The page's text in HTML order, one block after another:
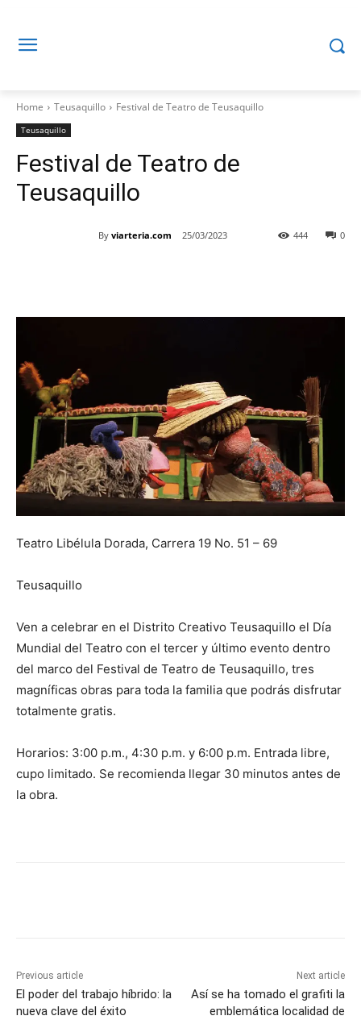
Home Teusaquillo Festival de Teatro de Teusaquillo
Teusaquillo
Festival de Teatro de
Teusaquillo
By viarteria.com 25/03/2023 0
444
Teatro Libélula Dorada, Carrera 19 No. 51 – 69
Teusaquillo
Ven a celebrar en el Distrito Creativo Teusaquillo el Día
Mundial del Teatro con el tercer y último evento dentro
del marco del Festival de Teatro de Teusaquillo, tres
magníficas obras para toda la familia que podrás disfrutar
totalmente gratis.
Horarios: 3:00 p.m., 4:30 p.m. y 6:00 p.m. Entrada libre,
cupo limitado. Se recomienda llegar 30 minutos antes de
la obra.
Previous article
El poder del trabajo híbrido: la
nueva clave del éxito
Next article
Así se ha tomado el grafiti la
emblemática localidad de